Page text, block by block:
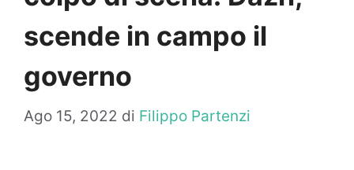
scende in campo il
governo
Ago 15, 2022 di Filippo Partenzi